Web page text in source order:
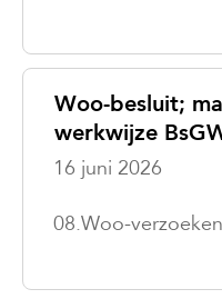
Woo-besluit;
werkwijze
16 juni 2026
08.Woo-verzoeken